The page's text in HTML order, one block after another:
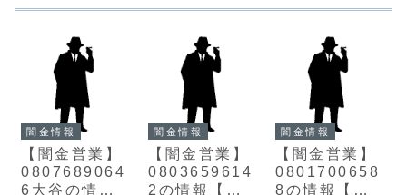
闇金情報
【闇金営業】
0807689064
6大谷の情報
闇金情報
【闇金営業】
0803659614
2の情報【迷
闇金情報
【闇金営業】
0801700658
8の情報【迷